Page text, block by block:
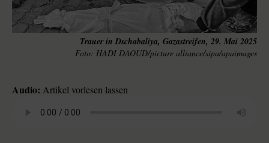
Trauer in Dschabaliya, Gazastreifen, 29. Mai 2025
HADI DAOUD/picture alliance/sipa/apaimages
Audio: Artikel vorlesen lassen